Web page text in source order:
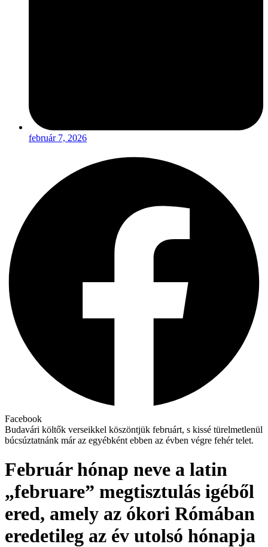
február 7, 2026
Facebook
Budavári költők verseikkel köszöntjük februárt, s kissé türelmetlenül
búcsúztatnánk már az egyébként ebben az évben végre fehér telet.
Február hónap neve a latin
„februare” megtisztulás igéből
ered, amely az ókori Rómában
eredetileg az év utolsó hónapja